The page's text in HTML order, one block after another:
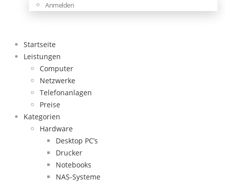
Anmelden
Startseite
Leistungen
Computer
Netzwerke
Telefonanlagen
Preise
Kategorien
Hardware
Desktop PC’s
Drucker
Notebooks
NAS-Systeme